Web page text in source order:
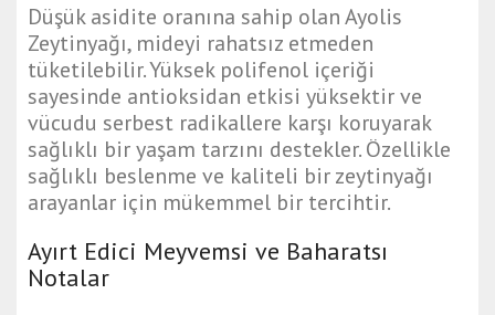
Düşük asidite oranına sahip olan Ayolis
Zeytinyağı, mideyi rahatsız etmeden
tüketilebilir. Yüksek polifenol içeriği
sayesinde antioksidan etkisi yüksektir ve
vücudu serbest radikallere karşı koruyarak
sağlıklı bir yaşam tarzını destekler. Özellikle
sağlıklı beslenme ve kaliteli bir zeytinyağı
arayanlar için mükemmel bir tercihtir.
Ayırt Edici Meyvemsi ve Baharatsı
Notalar